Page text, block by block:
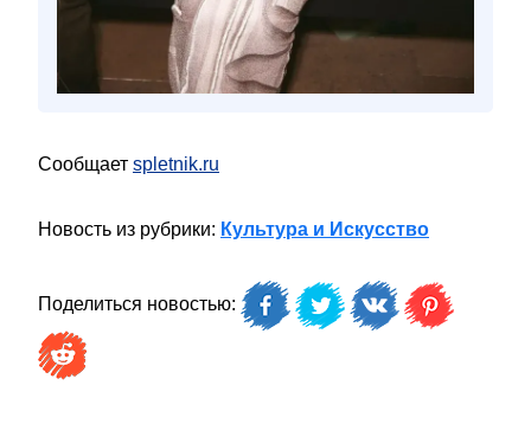
Сообщает spletnik.ru
Новость из рубрики: Культура и Искусство
Поделиться новостью: